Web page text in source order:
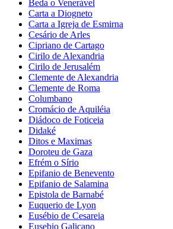
Beda o Venerável
Carta a Diogneto
Carta a Igreja de Esmirna
Cesário de Arles
Cipriano de Cartago
Cirilo de Alexandria
Cirilo de Jerusalém
Clemente de Alexandria
Clemente de Roma
Columbano
Cromácio de Aquiléia
Diádoco de Foticeia
Didaké
Ditos e Maximas
Doroteu de Gaza
Efrém o Sírio
Epifanio de Benevento
Epifanio de Salamina
Epistola de Barnabé
Euquerio de Lyon
Eusébio de Cesareia
Eusebio Galicano